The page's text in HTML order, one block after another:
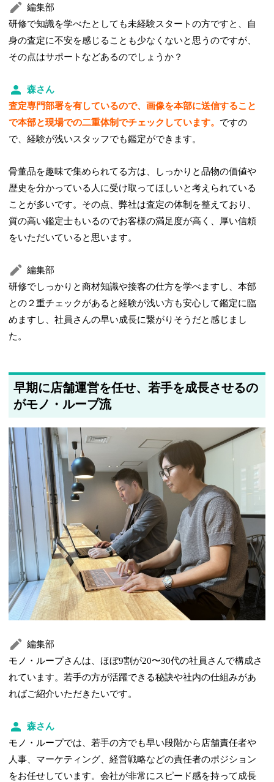
編集部
研修で知識を学べたとしても未経験スタートの方ですと、自
身の査定に不安を感じることも少なくないと思うのですが、
その点はサポートなどあるのでしょうか？
森さん
査定専門部署を有しているので、画像を本部に送信すること
で本部と現場での二重体制でチェックしています。 ですの
で、経験が浅いスタッフでも鑑定ができます。
骨董品を趣味で集められてる方は、しっかりと品物の価値や
歴史を分かっている人に受け取ってほしいと考えられている
ことが多いです。その点、弊社は査定の体制を整えており、
質の高い鑑定士もいるのでお客様の満足度が高く、厚い信頼
をいただいていると思います。
編集部
研修でしっかりと商材知識や接客の仕方を学べますし、本部
との２重チェックがあると経験が浅い方も安心して鑑定に臨
めますし、社員さんの早い成長に繋がりそうだと感じまし
た。
早期に店舗運営を任せ、若手を成長させるの
がモノ・ループ流
編集部
モノ・ループさんは、ほぼ9割が20〜30代の社員さんで構成さ
れています。若手の方が活躍できる秘訣や社内の仕組みがあ
ればご紹介いただきたいです。
森さん
モノ・ループでは、若手の方でも早い段階から店舗責任者や
人事、マーケティング、経営戦略などの責任者のポジション
をお任せしています。会社が非常にスピード感を持って成長